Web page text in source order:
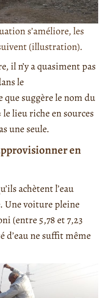
s’améliore, les
(illustration).
il n’y a quasiment pas
le
suggère le nom du
lieu riche en sources
une seule.
en
achètent l’eau
Une voiture pleine
(entre 5,78 et 7,23
d’eau ne suffit même